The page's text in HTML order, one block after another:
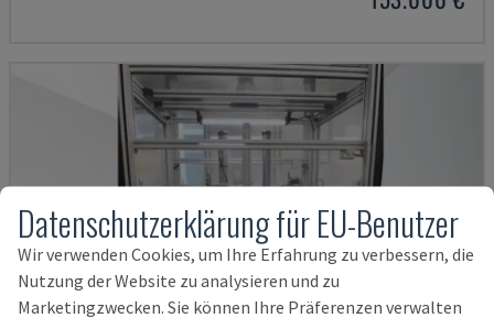
Datenschutzerklärung für EU-Benutzer
Wir verwenden Cookies, um Ihre Erfahrung zu verbessern, die
Nutzung der Website zu analysieren und zu
Marketingzwecken. Sie können Ihre Präferenzen verwalten